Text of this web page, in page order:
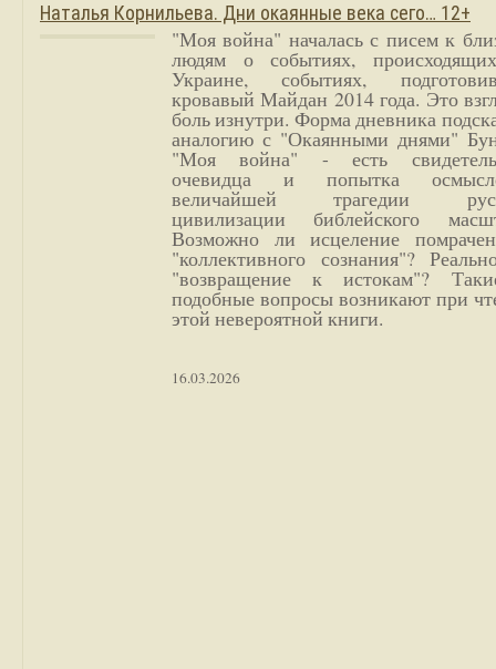
Наталья Корнильева. Дни окаянные века сего… 12+
"Моя война" началась с писем к
людям о событиях,
Украине, событиях,
кровавый Майдан 2014 года. Это
боль изнутри. Форма дневника
аналогию с "Окаянными днями"
"Моя война" - есть
очевидца и попытка
величайшей трагедии
цивилизации библейского
Возможно ли исцеление
"коллективного сознания"?
"возвращение к истокам"?
подобные вопросы возникают при
этой невероятной книги.
16.03.2026